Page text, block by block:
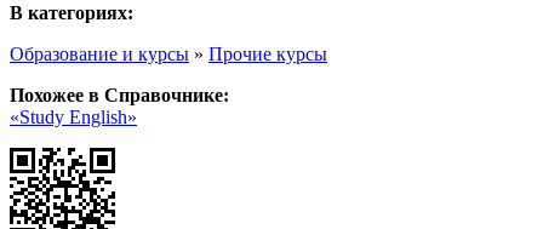
В категориях:
Образование и курсы » Прочие курсы
Похожее в Справочнике:
«Study English»